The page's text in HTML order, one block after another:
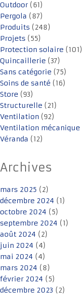
Outdoor (61)
Pergola (87)
Produits (248)
Projets (55)
Protection solaire (101)
Quincaillerie (37)
Sans catégorie (75)
Soins de santé (16)
Store (93)
Structurelle (21)
Ventilation (92)
Ventilation mécanique
Véranda (12)
Archives
mars 2025 (2)
décembre 2024 (1)
octobre 2024 (5)
septembre 2024 (1)
août 2024 (2)
juin 2024 (4)
mai 2024 (4)
mars 2024 (8)
février 2024 (5)
décembre 2023 (2)